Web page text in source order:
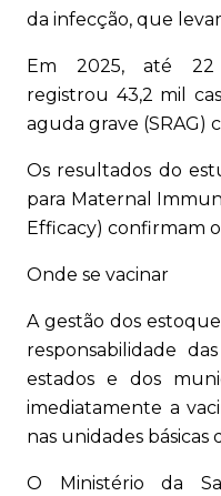
da infecção, que
Em 2025, até
registrou 43,2 mil
aguda grave (SRAG)
Os resultados do
para Maternal
Efficacy) confirmam
Onde se vacinar
A gestão dos
responsabilidade
estados e dos
imediatamente a
nas unidades básicas
O Ministério da